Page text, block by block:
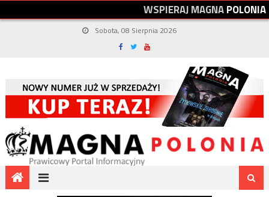
WSPIERAJMAGNAPOLONIA
Sobota, 08 Sierpnia 2026